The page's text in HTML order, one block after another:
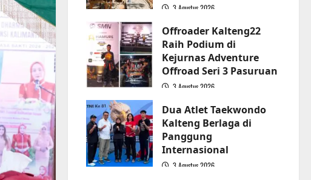
3 Agustus 2026
Offroader Kalteng22
Raih Podium di
Kejurnas Adventure
Offroad Seri 3 Pasuruan
3 Agustus 2026
Dua Atlet Taekwondo
Kalteng Berlaga di
Panggung
Internasional
3 Agustus 2026